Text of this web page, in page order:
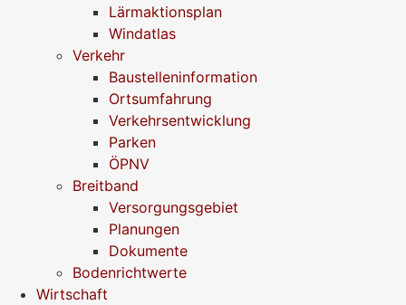
Lärmaktionsplan
Windatlas
Verkehr
Baustelleninformation
Ortsumfahrung
Verkehrsentwicklung
Parken
ÖPNV
Breitband
Versorgungsgebiet
Planungen
Dokumente
Bodenrichtwerte
Wirtschaft